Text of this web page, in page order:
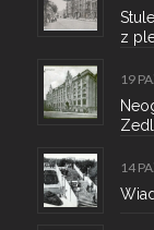
z
19
14